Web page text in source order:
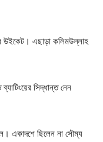
উইকেট। এছাড়া কলিমউল্লাহ
সিদ্ধান্ত নেন
একাদশে ছিলেন না সৌম্য